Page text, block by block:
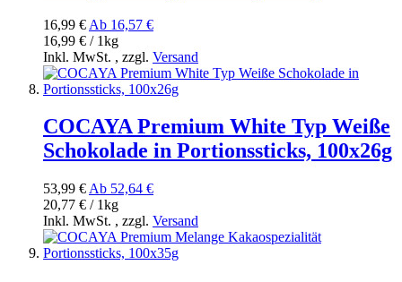
16,99 € Ab 16,57 €
16,99 € / 1kg
Inkl. MwSt. , zzgl. Versand
COCAYA Premium White Typ Weiße
Schokolade in Portionssticks, 100x26g
53,99 € Ab 52,64 €
20,77 € / 1kg
Inkl. MwSt. , zzgl. Versand